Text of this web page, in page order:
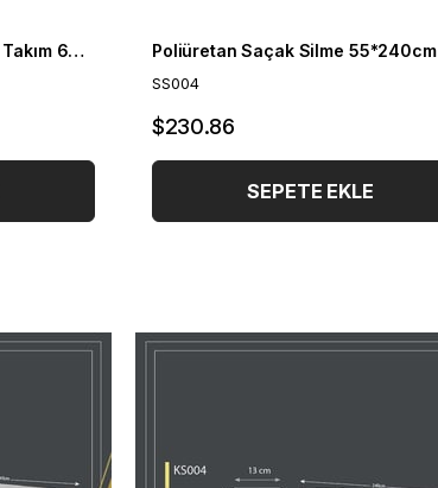
Poliüretan Tam Oval Sütun Takım 60cm Poliüretan Saçak Silme 55*240cm
SS004
$230.86
SEPETE EKLE